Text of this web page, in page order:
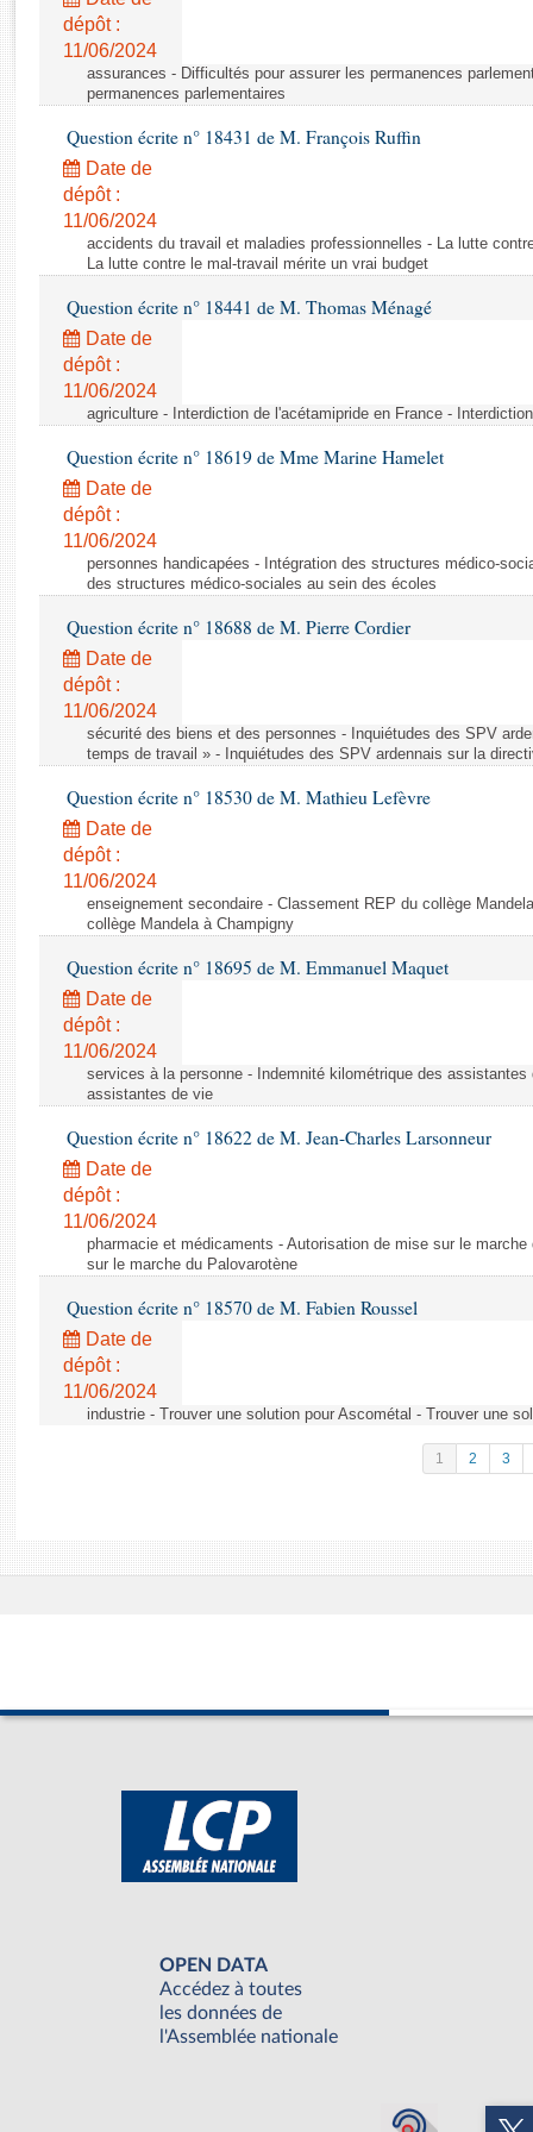
Rapports d'enquête
Rapports législatifs
Baromètre de l’application des lois
Dossiers législatifs
Budget et sécurité sociale
Questions écrites et orales
Comptes rendus des débats
dépôt :
11/06/2024
assurances - Difficultés pour assurer les permanences
permanences parlementaires
Question écrite n° 18431 de M. François Ruffin
Date de
dépôt :
11/06/2024
accidents du travail et maladies professionnelles - La lutte
La lutte contre le mal-travail mérite un vrai budget
Question écrite n° 18441 de M. Thomas Ménagé
Date de
dépôt :
11/06/2024
agriculture - Interdiction de l'acétamipride en France -
Question écrite n° 18619 de Mme Marine Hamelet
Date de
dépôt :
11/06/2024
personnes handicapées - Intégration des structures médico-
des structures médico-sociales au sein des écoles
Question écrite n° 18688 de M. Pierre Cordier
Date de
dépôt :
11/06/2024
sécurité des biens et des personnes - Inquiétudes des SPV
temps de travail » - Inquiétudes des SPV ardennais sur la
Question écrite n° 18530 de M. Mathieu Lefèvre
Date de
dépôt :
11/06/2024
enseignement secondaire - Classement REP du collège
collège Mandela à Champigny
Question écrite n° 18695 de M. Emmanuel Maquet
Date de
dépôt :
11/06/2024
services à la personne - Indemnité kilométrique des
assistantes de vie
Question écrite n° 18622 de M. Jean-Charles Larsonneur
Date de
dépôt :
11/06/2024
pharmacie et médicaments - Autorisation de mise sur le
sur le marche du Palovarotène
Question écrite n° 18570 de M. Fabien Roussel
Date de
dépôt :
11/06/2024
industrie - Trouver une solution pour Ascométal - Trouver une
1 2 3
OPEN DATA
Accédez à toutes
les données de
l'Assemblée nationale